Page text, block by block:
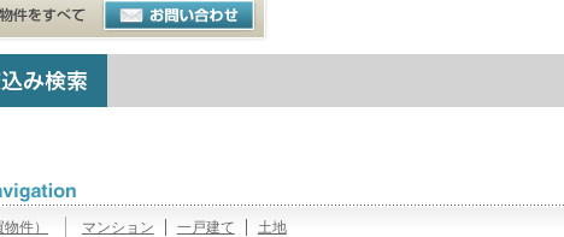
件） マンション 一戸建て
土地